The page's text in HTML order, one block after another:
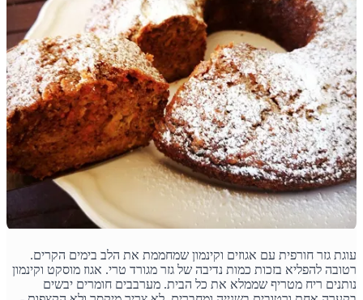
עוגת גזר חורפית עם אגוזים וקינמון שמחממת את הלב בימים הקרים.
רטובה להפליא בזכות כמות נדיבה של גזר מגורד טרי. אגוז מוסקט וקינמון
נותנים ריח מטריף שממלא את כל הבית. מערבבים חומרים יבשים